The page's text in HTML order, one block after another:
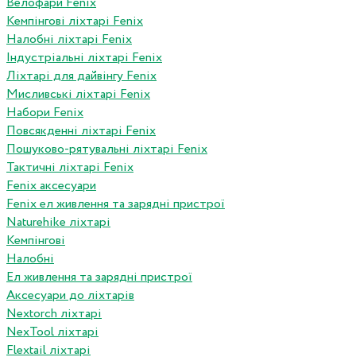
Кемпінгові ліхтарі Fenix
Налобні ліхтарі Fenix
Індустріальні ліхтарі Fenix
Ліхтарі для дайвінгу Fenix
Мисливські ліхтарі Fenix
Набори Fenix
Повсякденні ліхтарі Fenix
Пошуково-рятувальні ліхтарі Fenix
Тактичні ліхтарі Fenix
Fenix аксесуари
Fenix ел живлення та зарядні пристрої
Naturehike ліхтарі
Кемпінгові
Налобні
Ел живлення та зарядні пристрої
Аксесуари до ліхтарів
Nextorch ліхтарі
NexTool ліхтарі
Flextail ліхтарі